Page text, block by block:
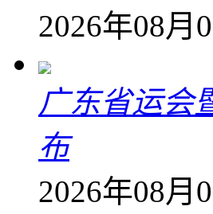
2026年08月
广东省运会
布
2026年08月